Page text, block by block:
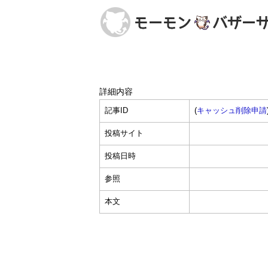
詳細内容
記事ID (キャッシュ削除申請
投稿サイト
投稿日時
参照
本文